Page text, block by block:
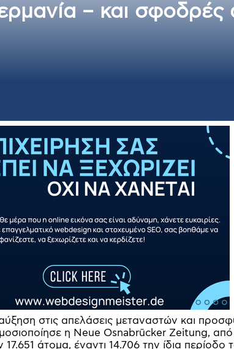
– και σφοδρές
στις απελάσεις μεταναστών και
η Neue Osnabrücker Zeitung,
άτομα, έναντι 14.706 την ίδια περίοδο